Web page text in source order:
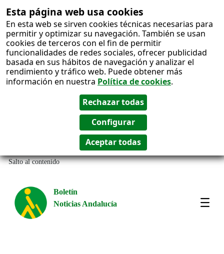
Esta página web usa cookies
En esta web se sirven cookies técnicas necesarias para
permitir y optimizar su navegación. También se usan
cookies de terceros con el fin de permitir
funcionalidades de redes sociales, ofrecer publicidad
basada en sus hábitos de navegación y analizar el
rendimiento y tráfico web. Puede obtener más
información en nuestra Política de cookies.
Salto al contenido
Boletín
Noticias Andalucía